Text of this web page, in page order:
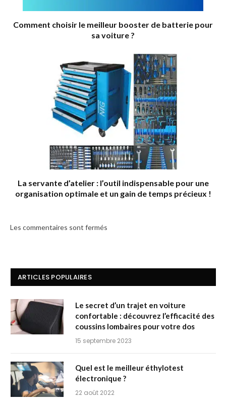
Comment choisir le meilleur booster de batterie pour
sa voiture ?
La servante d’atelier : l’outil indispensable pour une
organisation optimale et un gain de temps précieux !
Les commentaires sont fermés
ARTICLES POPULAIRES
Le secret d’un trajet en voiture
confortable : découvrez l’efficacité des
coussins lombaires pour votre dos
15 septembre 2023
Quel est le meilleur éthylotest
électronique ?
22 août 2022